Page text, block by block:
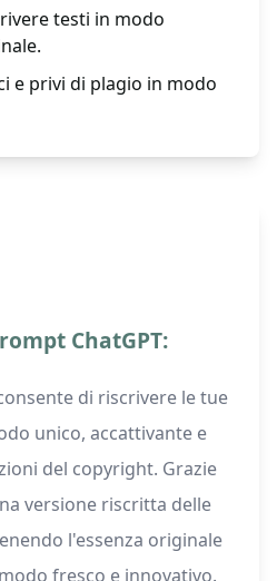
testi in modo
e privi di plagio in modo
ChatGPT:
di riscrivere le tue
unico, accattivante e
del copyright. Grazie
versione riscritta delle
l'essenza originale
fresco e innovativo.